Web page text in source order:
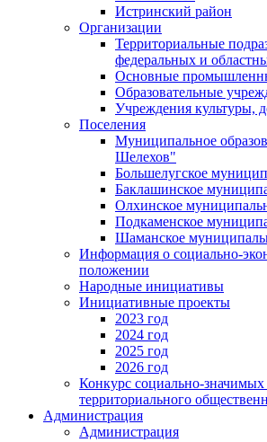
Истринский район
Организации
Территориальные
федеральных и
Основные
Образовательные
Учреждения культуры,
Поселения
Муниципальное
Шелехов"
Большелугское
Баклашинское
Олхинское
Подкаменское
Шаманское
Информация о социально-
положении
Народные инициативы
Инициативные проекты
2023 год
2024 год
2025 год
2026 год
Конкурс социально-значимых
территориального
Администрация
Администрация